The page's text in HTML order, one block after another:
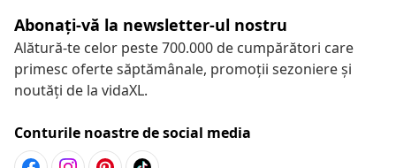
Abonați-vă la newsletter-ul nostru
Alătură-te celor peste 700.000 de cumpărători care
primesc oferte săptămânale, promoții sezoniere și
noutăți de la vidaXL.
Conturile noastre de social media